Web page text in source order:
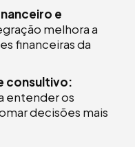
e
melhora a
financeiras da
consultivo:
entender os
decisões mais